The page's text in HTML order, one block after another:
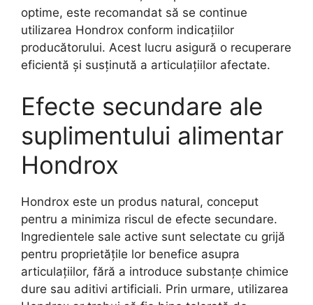
optime, este recomandat să se continue
utilizarea Hondrox conform indicațiilor
producătorului. Acest lucru asigură o recuperare
eficientă și susținută a articulațiilor afectate.
Efecte secundare ale
suplimentului alimentar
Hondrox
Hondrox este un produs natural, conceput
pentru a minimiza riscul de efecte secundare.
Ingredientele sale active sunt selectate cu grijă
pentru proprietățile lor benefice asupra
articulațiilor, fără a introduce substanțe chimice
dure sau aditivi artificiali. Prin urmare, utilizarea